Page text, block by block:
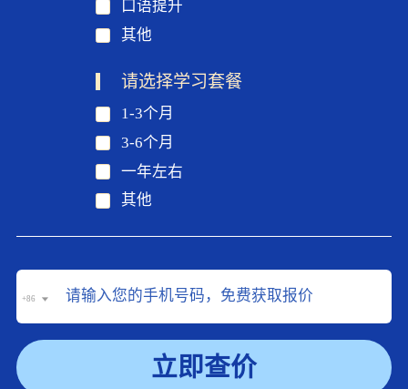
口语提升
其他
请选择学习套餐
1-3个月
3-6个月
一年左右
其他
+86
立即查价